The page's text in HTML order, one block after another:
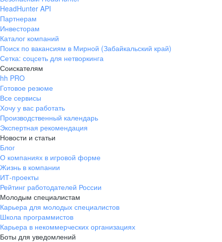
HeadHunter API
Партнерам
Инвесторам
Каталог компаний
Поиск по вакансиям в Мирной (Забайкальский край)
Сетка: соцсеть для нетворкинга
Соискателям
hh PRO
Готовое резюме
Все сервисы
Хочу у вас работать
Производственный календарь
Экспертная рекомендация
Новости и статьи
Блог
О компаниях в игровой форме
Жизнь в компании
ИТ-проекты
Рейтинг работодателей России
Молодым специалистам
Карьера для молодых специалистов
Школа программистов
Карьера в некоммерческих организациях
Боты для уведомлений